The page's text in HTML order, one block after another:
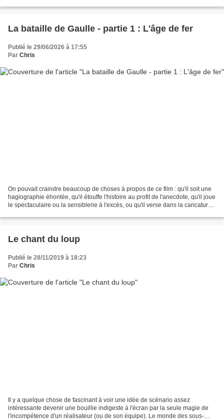
La bataille de Gaulle - partie 1 : L'âge de fer
Publié le 29/06/2026 à 17:55
Par Chris
On pouvait craindre beaucoup de choses à propos de ce film : qu'il soit une
hagiographie éhontée, qu'il étouffe l'histoire au profit de l'anecdote, qu'il joue
le spectaculaire ou la sensiblerie à l'excès, ou qu'il verse dans la caricature
Le chant du loup
Publié le 28/11/2019 à 18:23
Par Chris
Il y a quelque chose de fascinant à voir une idée de scénario assez
intéressante devenir une bouillie indigeste à l'écran par la seule magie de
l'incompétence d'un réalisateur (ou de son équipe). Le monde des sous-